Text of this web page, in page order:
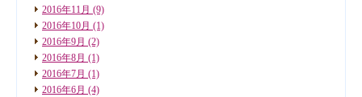
2016年11月 (9)
2016年10月 (1)
2016年9月 (2)
2016年8月 (1)
2016年7月 (1)
2016年6月 (4)